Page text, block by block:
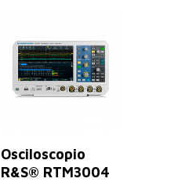
Leer Más
Osciloscopio
R&S® RTM3004